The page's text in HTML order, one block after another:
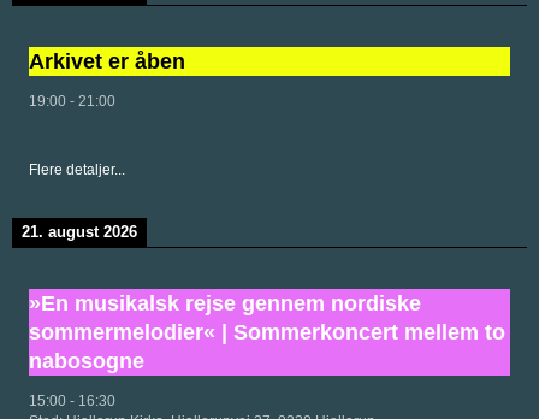
Arkivet er åben
19:00 - 21:00
Flere detaljer...
21. august 2026
»En musikalsk rejse gennem nordiske
sommermelodier« | Sommerkoncert mellem to
nabosogne
15:00 - 16:30